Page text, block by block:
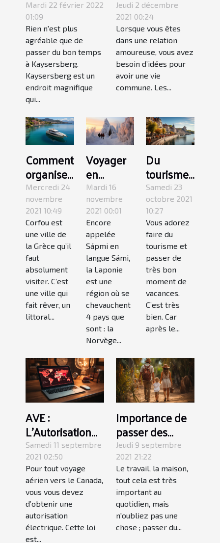
hiver ?
Mardi 22 février 2022
01:09
Rien n'est plus
agréable que de
passer du bon temps
à Kaysersberg.
Kaysersberg est un
endroit magnifique
qui...
lors d’une sortie
en couple ?
Jeudi 2 décembre
2021 00:24
Lorsque vous êtes
dans une relation
amoureuse, vous avez
besoin d’idées pour
avoir une vie
commune. Les...
Comment
organiser
son
voyage à
Corfou en
Grèce ?
Mercredi 24
novembre
2021 10:49
Corfou est
une ville de
la Grèce qu’il
faut
absolument
visiter. C’est
une ville qui
fait rêver, un
littoral...
Voyager
en
Laponie :
pourquoi
partir en
hiver ?
Mardi 16
novembre
2021 00:01
Encore
appelée
Sápmi en
langue Sámi,
la Laponie
est une
région où se
chevauchent
4 pays que
sont : la
Norvège...
Du
tourisme :
l’une des
plus
belles
villes de
la France
à
découvrir
Samedi 23
octobre 2021
10:27
Vous adorez
faire du
tourisme et
passer de
très bon
moment de
vacances.
C’est très
bien. Car
après le...
AVE :
L’Autorisation
de Voyage
Electronique
Samedi 11 septembre
2021 02:50
Pour tout voyage
aérien vers le Canada,
vous vous devez
d’obtenir une
autorisation
électrique. Cette loi
est...
Importance de
passer des
vacances en
famille
Jeudi 9 septembre
2021 21:22
Le travail, la maison,
tout cela est très
important au
quotidien, mais
n'oubliez pas une
chose ; passer du...